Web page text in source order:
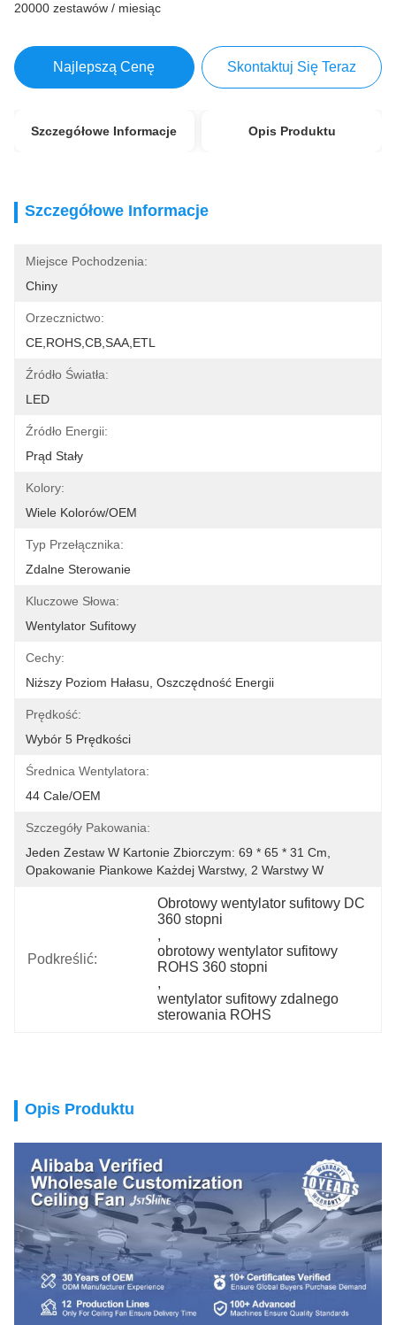
20000 zestawów / miesiąc
Najlepszą Cenę Skontaktuj Się Teraz
Szczegółowe Informacje Opis Produktu
Szczegółowe Informacje
Miejsce Pochodzenia:
Chiny
Orzecznictwo:
CE,ROHS,CB,SAA,ETL
Źródło Światła:
LED
Źródło Energii:
Prąd Stały
Kolory:
Wiele Kolorów/OEM
Typ Przełącznika:
Zdalne Sterowanie
Kluczowe Słowa:
Wentylator Sufitowy
Cechy:
Niższy Poziom Hałasu, Oszczędność Energii
Prędkość:
Wybór 5 Prędkości
Średnica Wentylatora:
44 Cale/OEM
Szczegóły Pakowania:
Jeden Zestaw W Kartonie Zbiorczym: 69 * 65 * 31 Cm,
Opakowanie Piankowe Każdej Warstwy, 2 Warstwy W
Podkreślić:
Obrotowy wentylator sufitowy DC
360 stopni
,
obrotowy wentylator sufitowy
ROHS 360 stopni
,
wentylator sufitowy zdalnego
sterowania ROHS
Opis Produktu